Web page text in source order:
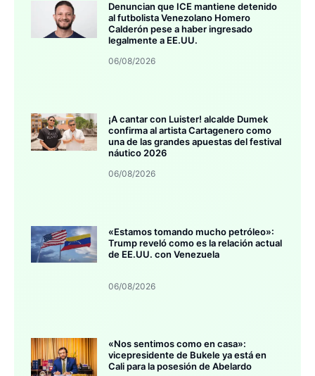
Denuncian que ICE mantiene detenido
al futbolista Venezolano Homero
Calderón pese a haber ingresado
legalmente a EE.UU.
06/08/2026
¡A cantar con Luister! alcalde Dumek
confirma al artista Cartagenero como
una de las grandes apuestas del festival
náutico 2026
06/08/2026
«Estamos tomando mucho petróleo»:
Trump reveló como es la relación actual
de EE.UU. con Venezuela
06/08/2026
«Nos sentimos como en casa»:
vicepresidente de Bukele ya está en
Cali para la posesión de Abelardo